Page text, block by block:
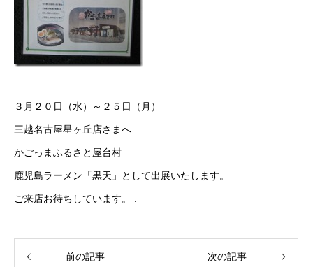
３月２０日（水）～２５日（月）
三越名古屋星ヶ丘店さまへ
かごっまふるさと屋台村
鹿児島ラーメン「黒天」として出展いたします。
ご来店お待ちしています。 .
前の記事 次の記事